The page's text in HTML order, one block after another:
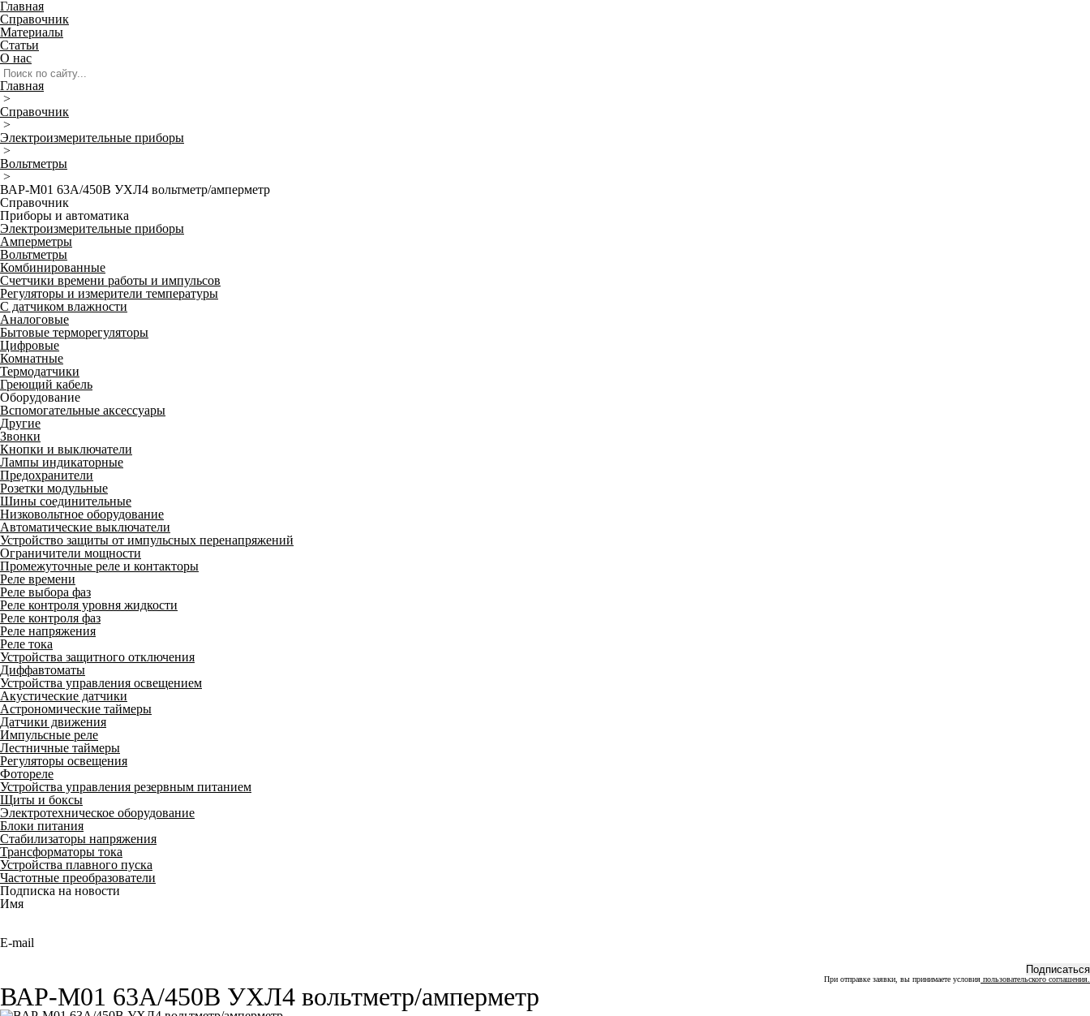
Главная
Справочник
Материалы
Статьи
О нас
Главная
>
Справочник
>
Электроизмерительные приборы
>
Вольтметры
>
ВАР-М01 63А/450В УХЛ4 вольтметр/амперметр
Справочник
Приборы и автоматика
Электроизмерительные приборы
Амперметры
Вольтметры
Комбинированные
Счетчики времени работы и импульсов
Регуляторы и измерители температуры
С датчиком влажности
Аналоговые
Бытовые терморегуляторы
Цифровые
Комнатные
Термодатчики
Греющий кабель
Оборудование
Вспомогательные аксессуары
Другие
Звонки
Кнопки и выключатели
Лампы индикаторные
Предохранители
Розетки модульные
Шины соединительные
Низковольтное оборудование
Автоматические выключатели
Устройство защиты от импульсных перенапряжений
Ограничители мощности
Промежуточные реле и контакторы
Реле времени
Реле выбора фаз
Реле контроля уровня жидкости
Реле контроля фаз
Реле напряжения
Реле тока
Устройства защитного отключения
Диффавтоматы
Устройства управления освещением
Акустические датчики
Астрономические таймеры
Датчики движения
Импульсные реле
Лестничные таймеры
Регуляторы освещения
Фотореле
Устройства управления резервным питанием
Щиты и боксы
Электротехническое оборудование
Блоки питания
Стабилизаторы напряжения
Трансформаторы тока
Устройства плавного пуска
Частотные преобразователи
Подписка на новости
Имя
E-mail
При отправке заявки, вы принимаете условия пользовательского соглашения.
ВАР-М01 63А/450В УХЛ4 вольтметр/амперметр